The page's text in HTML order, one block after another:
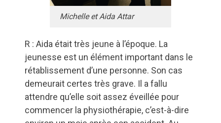
Michelle et Aida Attar
R : Aida était très jeune à l’époque. La
jeunesse est un élément important dans le
rétablissement d’une personne. Son cas
demeurait certes très grave. Il a fallu
attendre qu’elle soit assez éveillée pour
commencer la physiothérapie, c’est-à-dire